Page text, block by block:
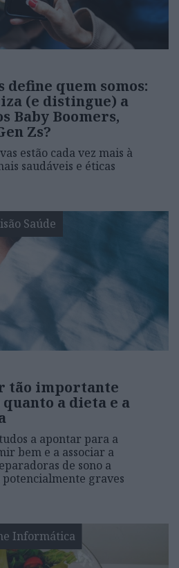
define quem somos:
(e distingue) a
Baby Boomers,
Zs?
estão cada vez mais à
saudáveis e éticas
Saúde
tão importante
a dieta e a
a apontar para a
bem e a associar a
de sono a
graves
Informática